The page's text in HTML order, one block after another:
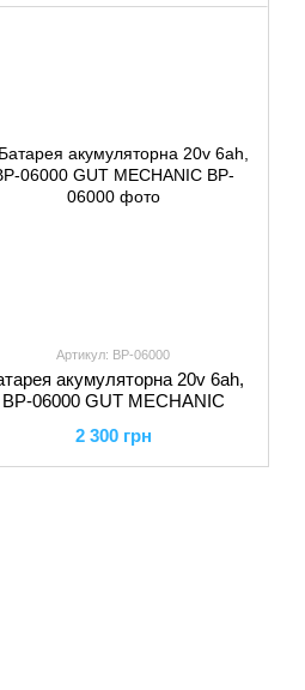
Артикул: BP-06000
акумуляторна 20v 6ah,
BP-06000 GUT MECHANIC
2 300 грн